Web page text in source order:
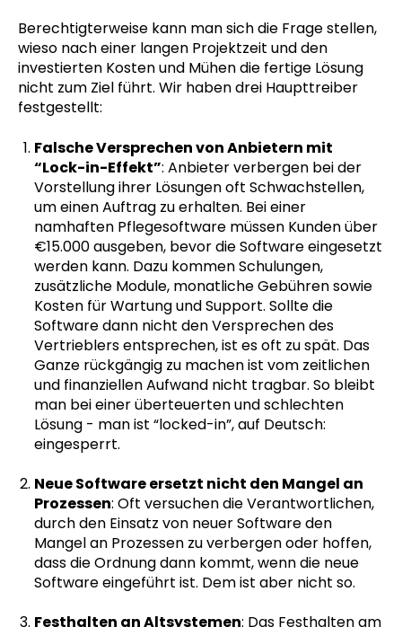
Berechtigterweise kann man sich die Frage stellen,
wieso nach einer langen Projektzeit und den
investierten Kosten und Mühen die fertige Lösung
nicht zum Ziel führt. Wir haben drei Haupttreiber
festgestellt:
Falsche Versprechen von Anbietern mit
“Lock-in-Effekt”: Anbieter verbergen bei der
Vorstellung ihrer Lösungen oft Schwachstellen,
um einen Auftrag zu erhalten. Bei einer
namhaften Pflegesoftware müssen Kunden über
€15.000 ausgeben, bevor die Software eingesetzt
werden kann. Dazu kommen Schulungen,
zusätzliche Module, monatliche Gebühren sowie
Kosten für Wartung und Support. Sollte die
Software dann nicht den Versprechen des
Vertrieblers entsprechen, ist es oft zu spät. Das
Ganze rückgängig zu machen ist vom zeitlichen
und finanziellen Aufwand nicht tragbar. So bleibt
man bei einer überteuerten und schlechten
Lösung - man ist “locked-in”, auf Deutsch:
eingesperrt.
Neue Software ersetzt nicht den Mangel an
Prozessen: Oft versuchen die Verantwortlichen,
durch den Einsatz von neuer Software den
Mangel an Prozessen zu verbergen oder hoffen,
dass die Ordnung dann kommt, wenn die neue
Software eingeführt ist. Dem ist aber nicht so.
Festhalten an Altsystemen: Das Festhalten am